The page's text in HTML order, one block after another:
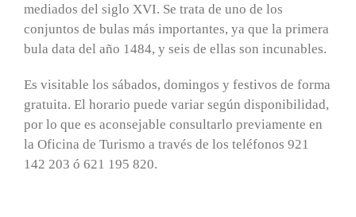
mediados del siglo XVI. Se trata de uno de los
conjuntos de bulas más importantes, ya que la primera
bula data del año 1484, y seis de ellas son incunables.
Es visitable los sábados, domingos y festivos de forma
gratuita. El horario puede variar según disponibilidad,
por lo que es aconsejable consultarlo previamente en
la Oficina de Turismo a través de los teléfonos 921
142 203 ó 621 195 820.